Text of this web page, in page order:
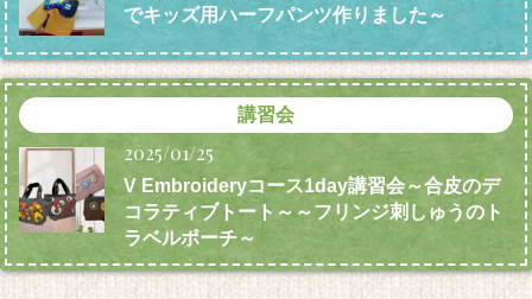
でキッズ用ハーフパンツ作りました～
講習会
2025/01/25
V Embroideryコース1day講習会～合皮のデ
コラティブトート～～フリンジ刺しゅうのト
ラベルポーチ～